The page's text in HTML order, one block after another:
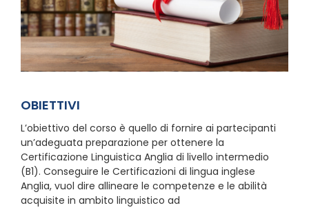
OBIETTIVI
L’obiettivo del corso è quello di fornire ai partecipanti
un’adeguata preparazione per ottenere la
Certificazione Linguistica Anglia di livello intermedio
(B1). Conseguire le Certificazioni di lingua inglese
Anglia, vuol dire allineare le competenze e le abilità
acquisite in ambito linguistico ad